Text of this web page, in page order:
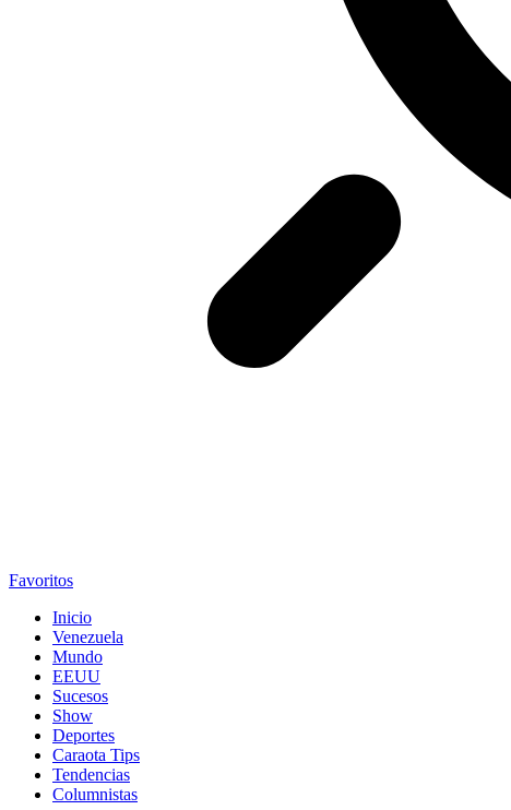
Favoritos
Inicio
Venezuela
Mundo
EEUU
Sucesos
Show
Deportes
Caraota Tips
Tendencias
Columnistas